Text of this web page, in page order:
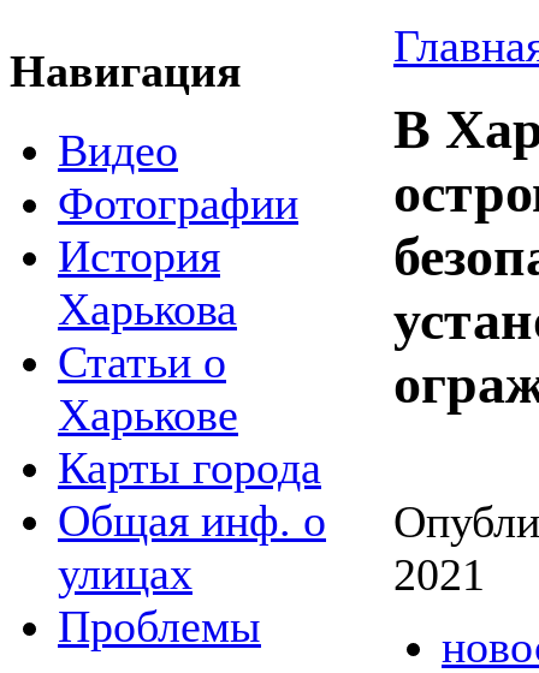
Навигация
Видео
Фотографии
История
Харькова
Статьи о
Харькове
Карты города
Общая инф. о
улицах
Проблемы
В
2021